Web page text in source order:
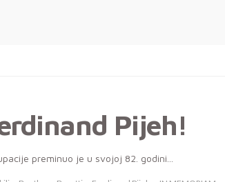
Pijeh!
preminuo je u svojoj 82. godini...